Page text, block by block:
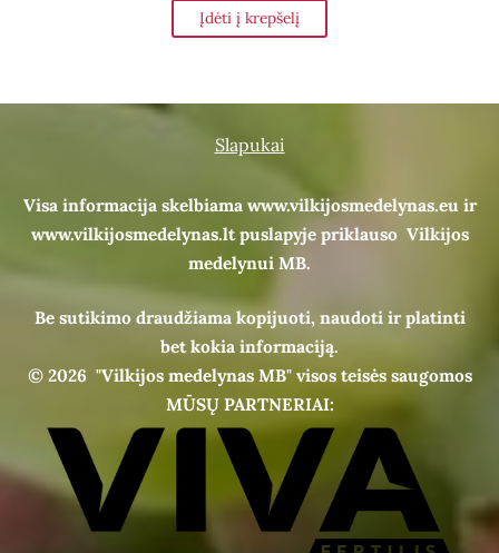
Įdėti į krepšelį
Slapukai
Visa informacija skelbiama www.vilkijosmedelynas.eu ir
www.vilkijosmedelynas.lt puslapyje priklauso Vilkijos
medelynui MB.
Be sutikimo draudžiama kopijuoti, naudoti ir platinti
bet kokia informaciją.
© 2026 "Vilkijos medelynas MB" visos teisės saugomos
MŪSŲ PARTNERIAI: